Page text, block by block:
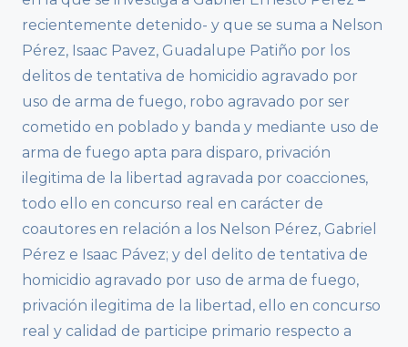
recientemente detenido- y que se suma a Nelson
Pérez, Isaac Pavez, Guadalupe Patiño por los
delitos de tentativa de homicidio agravado por
uso de arma de fuego, robo agravado por ser
cometido en poblado y banda y mediante uso de
arma de fuego apta para disparo, privación
ilegitima de la libertad agravada por coacciones,
todo ello en concurso real en carácter de
coautores en relación a los Nelson Pérez, Gabriel
Pérez e Isaac Pávez; y del delito de tentativa de
homicidio agravado por uso de arma de fuego,
privación ilegitima de la libertad, ello en concurso
real y calidad de participe primario respecto a